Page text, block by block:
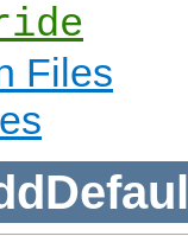
Files